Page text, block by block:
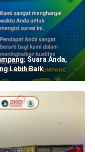
Suara Anda,
Lebih Baik